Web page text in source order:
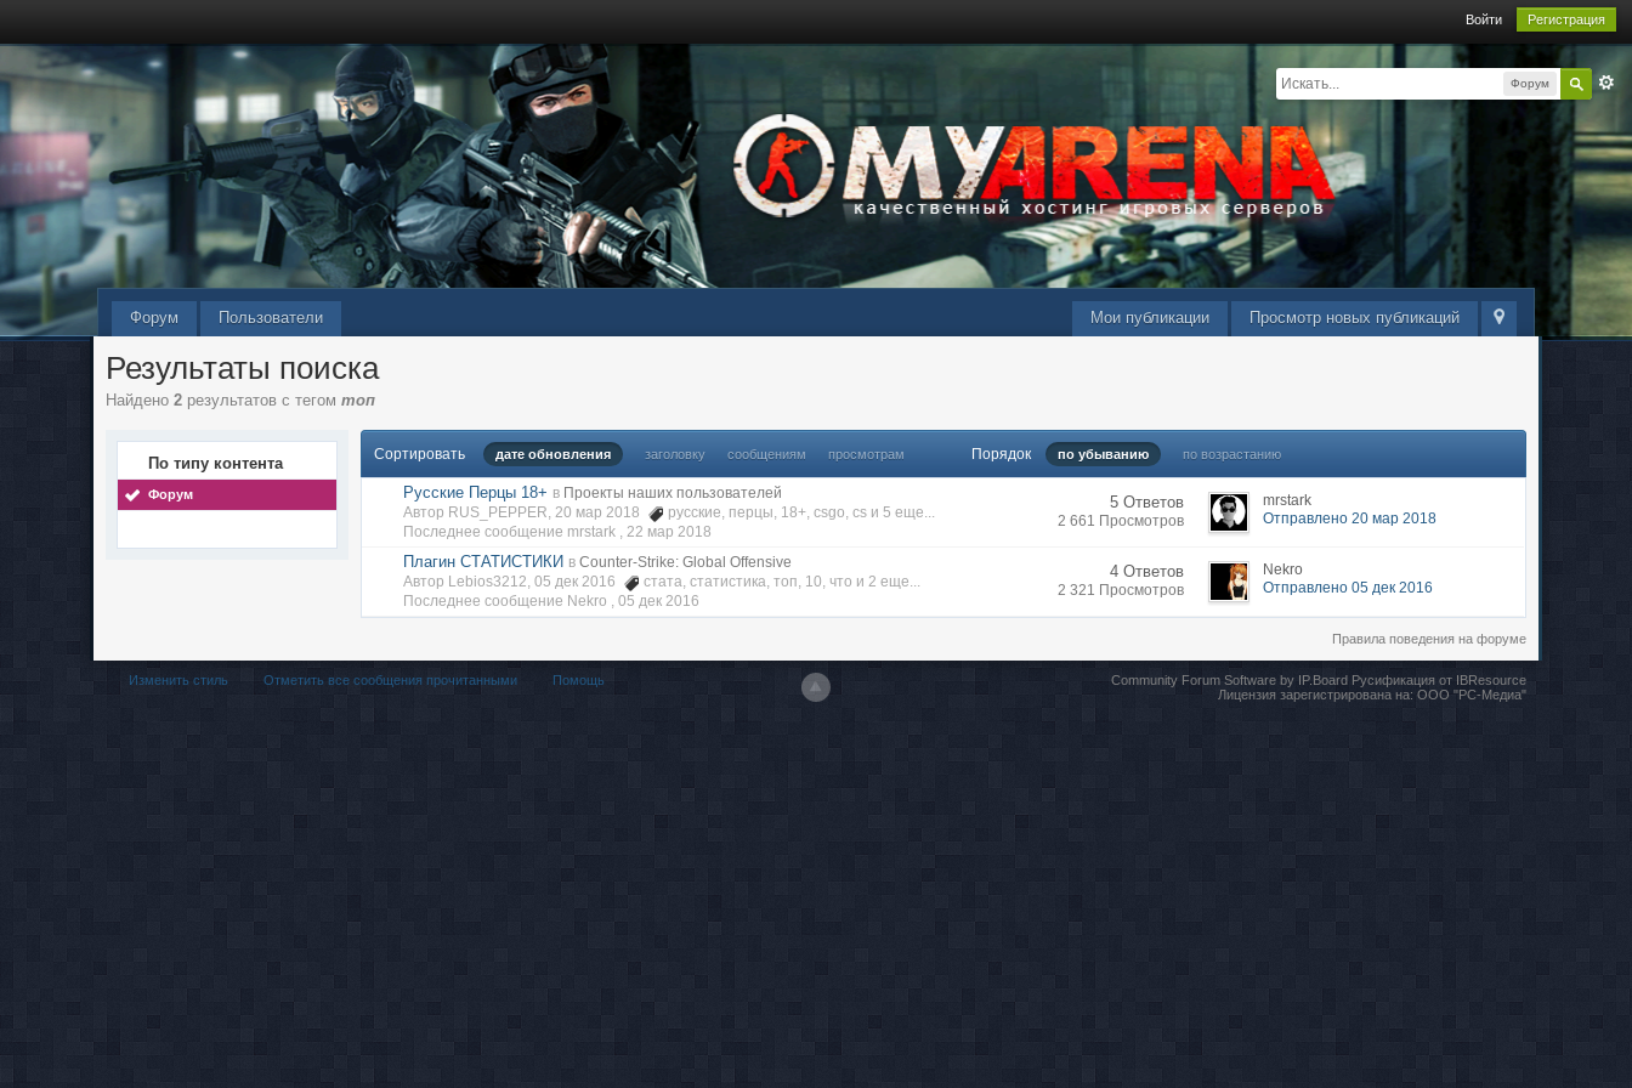
Войти Регистрация
Форум
Просмотр новых публикаций
Мои публикации
Форум Пользователи
Результаты поиска
Найдено2 результатов с тегомтоп
По типу контента
Форум
Сортировать дате обновления заголовку сообщениям просмотрам Порядок по убыванию по возрастанию
Русские Перцы 18+ в Проекты наших пользователей
Автор RUS_PEPPER, 20 мар 2018
русские, перцы, 18+,csgo,cs и 5 еще...
Последнее сообщение mrstark ,22 мар 2018
5 Ответов
2 661 Просмотров
mrstark
Отправлено 20 мар 2018
Плагин СТАТИСТИКИ в Counter-Strike: Global Offensive
Автор Lebios3212, 05 дек 2016
стата,статистика,топ, 10,что и 2 еще...
Последнее сообщение Nekro ,05 дек 2016
4 Ответов
2 321 Просмотров
Nekro
Отправлено 05 дек 2016
Правила поведения на форуме
Изменить стиль Отметить все сообщения прочитанными Помощь Community Forum Software by IP.BoardРусификация от IBResource
Лицензия зарегистрирована на: ООО "РС-Медиа"